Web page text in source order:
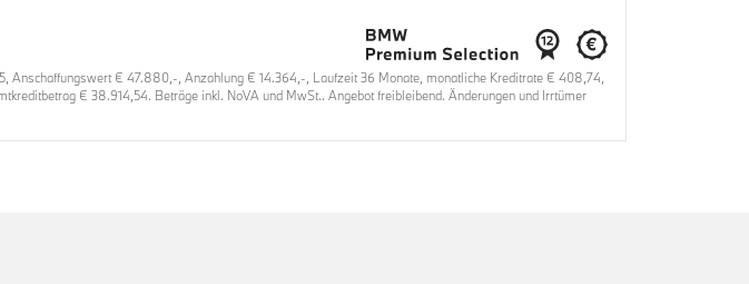
Anschaffungswert € 47.880,-, Anzahlung € 14.364,-, Laufzeit 36 Monate, monatliche Kreditrate € 408,74,
€ 38.914,54. Beträge inkl. NoVA und MwSt.. Angebot freibleibend. Änderungen und Irrtümer